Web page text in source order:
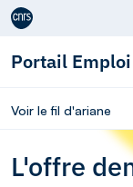
Aller au contenu
Portail Emploi
Voir le fil d'ariane
L'offre